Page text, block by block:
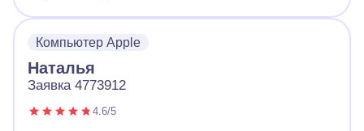
Компьютер Apple
Наталья
Заявка 4773912
4.6/5